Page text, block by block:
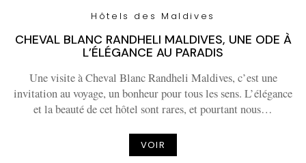
Hôtels des Maldives
CHEVAL BLANC RANDHELI MALDIVES, UNE ODE À
L’ÉLÉGANCE AU PARADIS
Une visite à Cheval Blanc Randheli Maldives, c’est une
invitation au voyage, un bonheur pour tous les sens. L’élégance
et la beauté de cet hôtel sont rares, et pourtant nous…
VOIR